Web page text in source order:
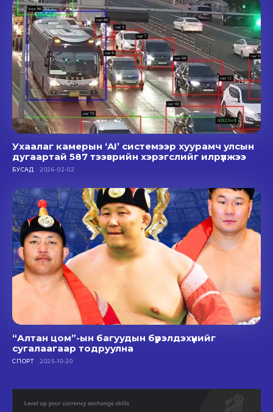
Ухаалаг камерын ‘AI’ системээр хуурамч улсын
дугаартай 587 тээврийн хэрэгслийг илрүүлжээ
БУСАД 2026-02-02
“Алтан цом”-ын багуудын бүрэлдэхүүнийг
сугалаагаар тодруулна
СПОРТ 2025-10-20